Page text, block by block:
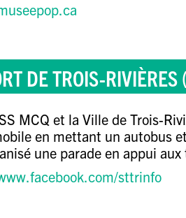
DE TROIS-RIVIÈRES
MCQ et la Ville de Trois-
en mettant un autobus
une parade en appui
sttrinfo